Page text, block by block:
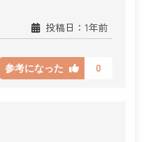
投稿日：1年前
参考になった 0